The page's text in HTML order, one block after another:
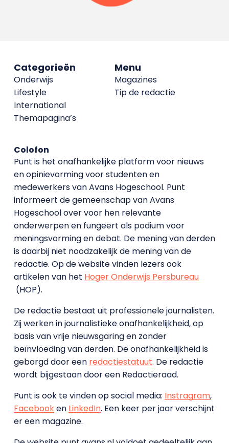
Menu
Magazines
Tip de redactie
Categorieën
Onderwijs
Lifestyle
International
Themapagina’s
Colofon
Punt is het onafhankelijke platform voor nieuws
en opinievorming voor studenten en
medewerkers van Avans Hoge­school. Punt
informeert de gemeenschap van Avans
Hogeschool over voor hen relevante
onderwerpen en fungeert als podium voor
meningsvorming en debat. De mening van derden
is daarbij niet noodzakelijk de mening van de
redactie. Op de website vinden lezers ook
artikelen van het Hoger Onderwijs Persbureau
(HOP).
De redactie bestaat uit professionele journalisten.
Zij werken in journalistieke onafhankelijkheid, op
basis van vrije nieuwsgaring en zonder
beïnvloeding van derden. De onafhankelijkheid is
geborgd door een redactiestatuut. De redactie
wordt bijgestaan door een Redactieraad.
Punt is ook te vinden op social media: Instragram,
Facebooken LinkedIn. Een keer per jaar verschijnt
er een magazine.